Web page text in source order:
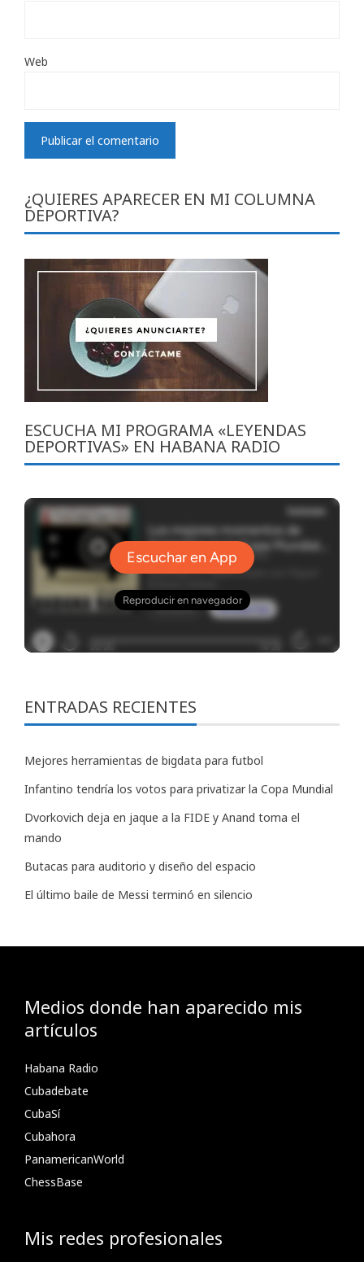
Web
¿QUIERES APARECER EN MI COLUMNA
DEPORTIVA?
ESCUCHA MI PROGRAMA «LEYENDAS
DEPORTIVAS» EN HABANA RADIO
ENTRADAS RECIENTES
Mejores herramientas de bigdata para futbol
Infantino tendría los votos para privatizar la Copa Mundial
Dvorkovich deja en jaque a la FIDE y Anand toma el
mando
Butacas para auditorio y diseño del espacio
El último baile de Messi terminó en silencio
Medios donde han aparecido mis
artículos
Habana Radio
Cubadebate
CubaSí
Cubahora
PanamericanWorld
ChessBase
Mis redes profesionales